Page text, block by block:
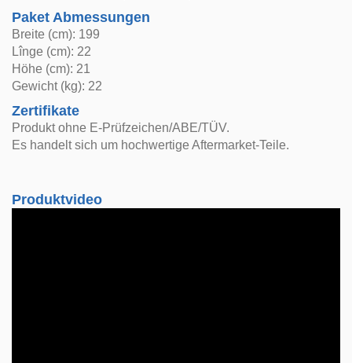
Paket Abmessungen
Breite (cm): 199
Lînge (cm): 22
Höhe (cm): 21
Gewicht (kg): 22
Zertifikate
Produkt ohne E-Prüfzeichen/ABE/TÜV.
Es handelt sich um hochwertige Aftermarket-Teile.
Produktvideo